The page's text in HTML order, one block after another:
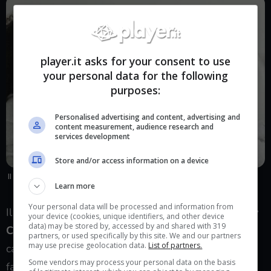
Il caso del brano di Blaze Foley rimosso da Spotify: era opera di
Il caso non è isolato. Altri brani falsi, attribuiti a
Guy
Clark(morto nel 2016) eDan Berk, sono stati
caricati e diffusi secondo lo schema poi usato dal
fake-Foley. Il copyright in molti casi rimanda a una
player.it asks for your consent to use
your personal data for the following
purposes:
Personalised advertising and content, advertising and
content measurement, audience research and
services development
Store and/or access information on a device
Learn more
Your personal data will be processed and information from
your device (cookies, unique identifiers, and other device
data) may be stored by, accessed by and shared with 319
partners, or used specifically by this site. We and our partners
may use precise geolocation data. List of partners.
Some vendors may process your personal data on the basis